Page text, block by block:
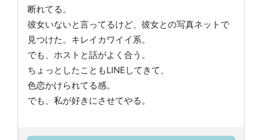
断れてる。
彼女いないと言ってるけど、彼女との写真ネットで
見つけた。キレイカワイイ系。
でも、ホストと話がよく合う。
ちょっとしたこともLINEしてきて、
色恋かけられてる感。
でも、私が好きにさせてやる。